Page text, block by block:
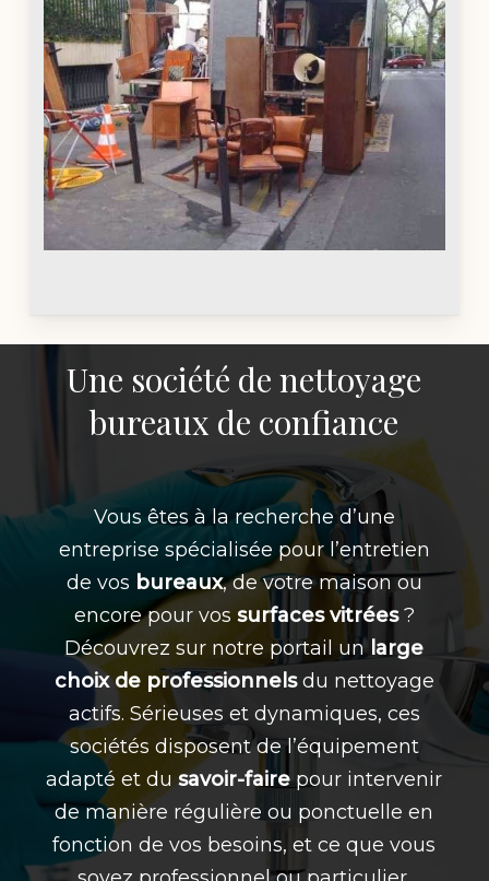
Une société de nettoyage
bureaux de confiance
Vous êtes à la recherche d’une
entreprise spécialisée pour l’entretien
de vos bureaux, de votre maison ou
encore pour vos surfaces vitrées?
Découvrez sur notre portail un large
choix de professionnelsdu nettoyage
actifs. Sérieuses et dynamiques, ces
sociétés disposent de l’équipement
adapté et dusavoir-fairepour intervenir
de manière régulière ou ponctuelle en
fonction de vos besoins, et ce que vous